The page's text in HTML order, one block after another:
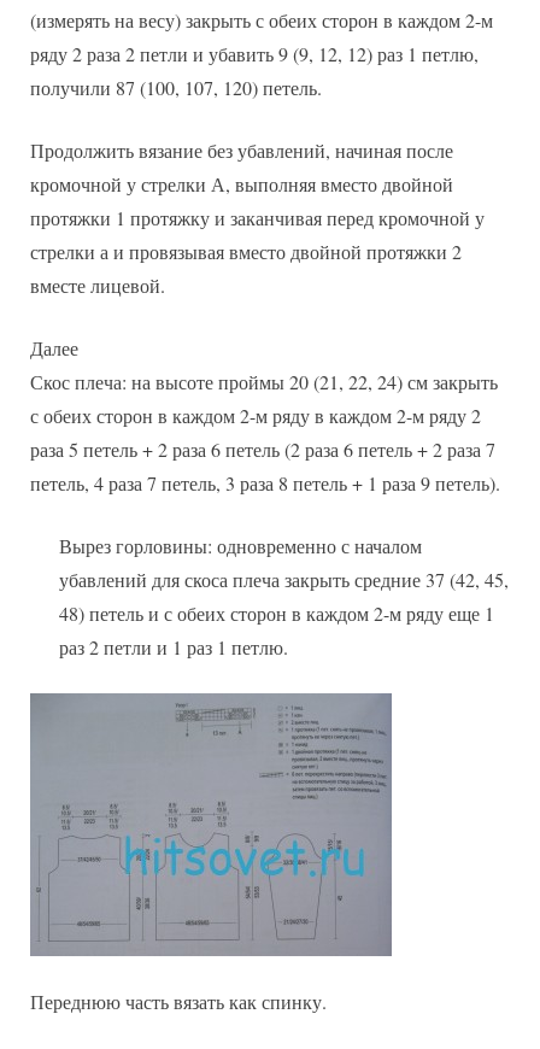
(измерять на весу) закрыть с обеих сторон в каждом 2-м
ряду 2 раза 2 петли и убавить 9 (9, 12, 12) раз 1 петлю,
получили 87 (100, 107, 120) петель.
Продолжить вязание без убавлений, начиная после
кромочной у стрелки А, выполняя вместо двойной
протяжки 1 протяжку и заканчивая перед кромочной у
стрелки а и провязывая вместо двойной протяжки 2
вместе лицевой.
Далее
Скос плеча: на высоте проймы 20 (21, 22, 24) см закрыть
с обеих сторон в каждом 2-м ряду в каждом 2-м ряду 2
раза 5 петель + 2 раза 6 петель (2 раза 6 петель + 2 раза 7
петель, 4 раза 7 петель, 3 раза 8 петель + 1 раза 9 петель).
Вырез горловины: одновременно с началом
убавлений для скоса плеча закрыть средние 37 (42, 45,
48) петель и с обеих сторон в каждом 2-м ряду еще 1
раз 2 петли и 1 раз 1 петлю.
Переднюю часть вязать как спинку.